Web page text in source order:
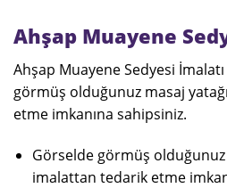
Ahşap Muayene
Ahşap Muayene Sedyesi
görmüş olduğunuz masaj
etme imkanına sahipsiniz.
Görselde görmüş olduğunuz
imalattan tedarik etme